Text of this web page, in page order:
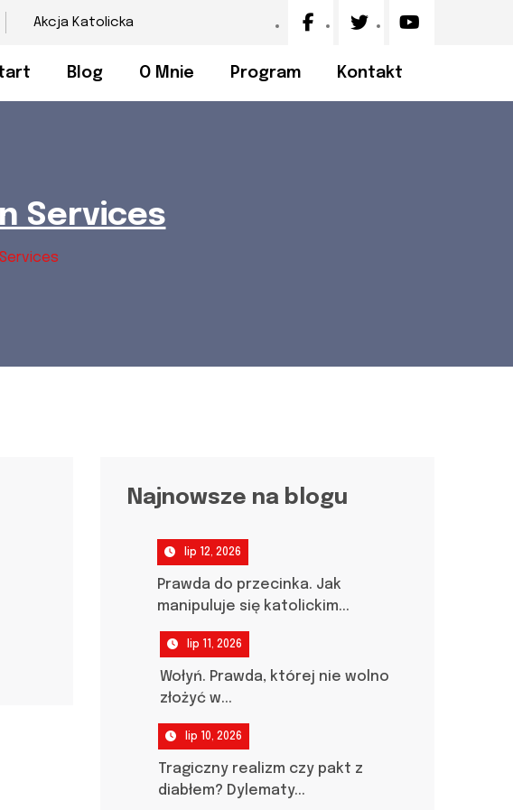
Akcja Katolicka
Blog O Mnie Program Kontakt
Services
Najnowsze na blogu
lip 12, 2026
Prawda do przecinka. Jak
manipuluje się katolickim...
lip 11, 2026
Wołyń. Prawda, której nie wolno
złożyć w...
lip 10, 2026
Tragiczny realizm czy pakt z
diabłem? Dylematy...